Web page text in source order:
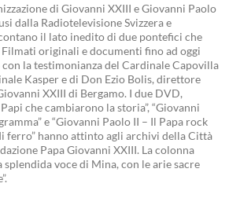
di Giovanni XXIII e Giovanni Paolo
dalla Radiotelevisione Svizzera e
il lato inedito di due pontefici che
originali e documenti fino ad oggi
la testimonianza del Cardinale Capovilla
Kasper e di Don Ezio Bolis, direttore
XXIII di Bergamo. I due DVD,
che cambiarono la storia”, “Giovanni
e “Giovanni Paolo II – Il Papa rock
ferro” hanno attinto agli archivi della Città
Papa Giovanni XXIII. La colonna
voce di Mina, con le arie sacre